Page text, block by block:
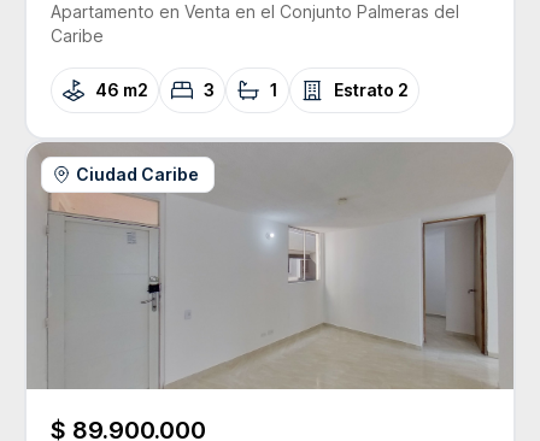
Apartamento en Venta en el Conjunto Palmeras del
Caribe
46 m2 3 1 Estrato 2
Ciudad Caribe
$ 89.900.000